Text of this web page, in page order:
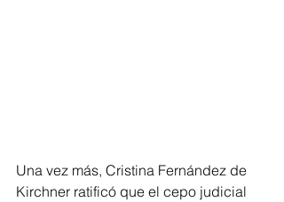
Una vez más, Cristina Fernández de
Kirchner ratificó que el cepo judicial